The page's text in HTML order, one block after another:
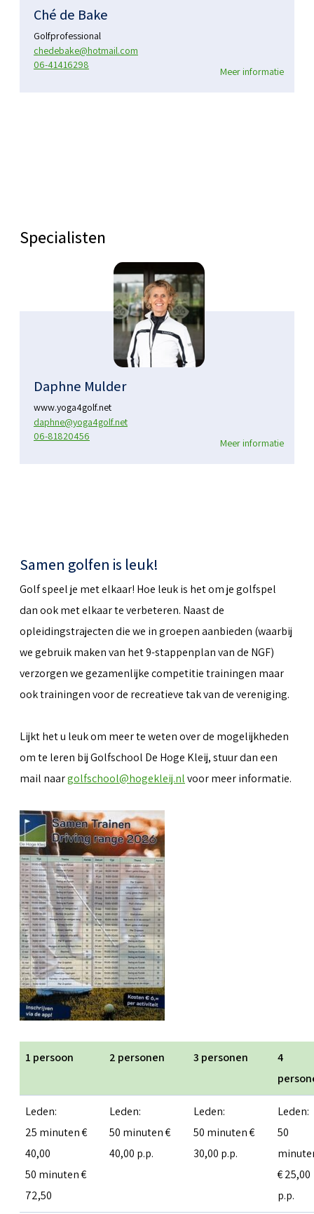
Ché de Bake
Golfprofessional
chedebake@hotmail.com
06-41416298
Meer informatie
Specialisten
Daphne Mulder
www.yoga4golf.net
daphne@yoga4golf.net
06-81820456
Meer informatie
Samen golfen is leuk!
Golf speel je met elkaar! Hoe leuk is het om je golfspel
dan ook met elkaar te verbeteren. Naast de
opleidingstrajecten die we in groepen aanbieden (waarbij
we gebruik maken van het 9-stappenplan van de NGF)
verzorgen we gezamenlijke competitie trainingen maar
ook trainingen voor de recreatieve tak van de vereniging.
Lijkt het u leuk om meer te weten over de mogelijkheden
om te leren bij Golfschool De Hoge Kleij, stuur dan een
mail naargolfschool@hogekleij.nlvoor meer informatie.
1 persoon 2 personen 3 personen
4
Leden:
25 minuten €
40,00
50 minuten €
72,50
Leden:
50 minuten €
40,00 p.p.
Leden:
50 minuten €
30,00 p.p.
Leden:
50
€ 25,00
p.p.